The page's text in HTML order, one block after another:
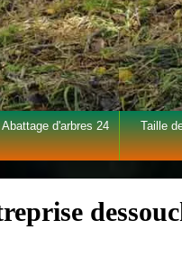
Abattage d'arbres 24 Taille